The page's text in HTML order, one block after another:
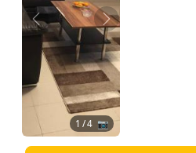
Zurück Weiter
1 / 4 📷